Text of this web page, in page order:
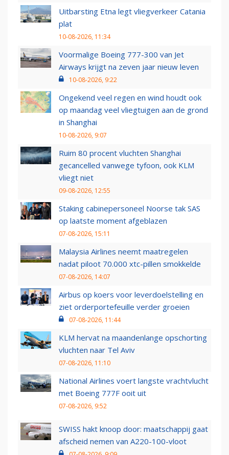
Uitbarsting Etna legt vliegverkeer Catania
plat
10-08-2026, 11:34
Voormalige Boeing 777-300 van Jet
Airways krijgt na zeven jaar nieuw leven
10-08-2026, 9:22
Ongekend veel regen en wind houdt ook
op maandag veel vliegtuigen aan de grond
in Shanghai
10-08-2026, 9:07
Ruim 80 procent vluchten Shanghai
gecancelled vanwege tyfoon, ook KLM
vliegt niet
09-08-2026, 12:55
Staking cabinepersoneel Noorse tak SAS
op laatste moment afgeblazen
07-08-2026, 15:11
Malaysia Airlines neemt maatregelen
nadat piloot 70.000 xtc-pillen smokkelde
07-08-2026, 14:07
Airbus op koers voor leverdoelstelling en
ziet orderportefeuille verder groeien
07-08-2026, 11:44
KLM hervat na maandenlange opschorting
vluchten naar Tel Aviv
07-08-2026, 11:10
National Airlines voert langste vrachtvlucht
met Boeing 777F ooit uit
07-08-2026, 9:52
SWISS hakt knoop door: maatschappij gaat
afscheid nemen van A220-100-vloot